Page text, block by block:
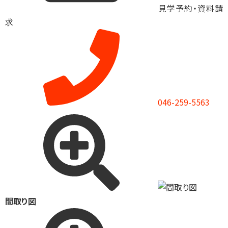
見学予約・資料請
求
046-259-5563
間取り図